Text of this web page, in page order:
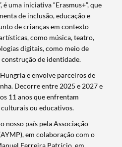
é uma iniciativa “Erasmus+”, que
de inclusão, educação e
de crianças em contexto
como música, teatro,
digitais, como meio de
construção de identidade.
e envolve parceiros de
Decorre entre 2025 e 2027 e
11 anos que enfrentam
ou educativos.
nosso país pela Associação
em colaboração com o
Ferreira Patrício, em